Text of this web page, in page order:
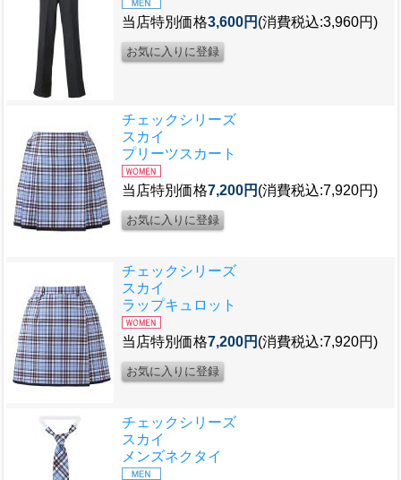
当店特別価格3,600円 (消費税込:3,960円)
チェックシリーズ
スカイ
プリーツスカート
当店特別価格7,200円 (消費税込:7,920円)
チェックシリーズ
スカイ
ラップキュロット
当店特別価格7,200円 (消費税込:7,920円)
チェックシリーズ
スカイ
メンズネクタイ